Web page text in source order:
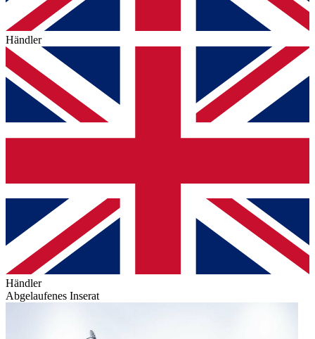
Händler
Händler
Abgelaufenes Inserat